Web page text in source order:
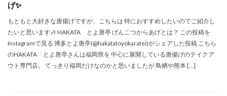
げ✨
もともと大好きな唐揚げですが、こちらは 特におすすめしたいのでご紹介し
たいと思います🎶 HAKATA とよ唐亭 げんこつからあげとは？ この投稿を
Instagramで見る 博多とよ唐亭(@hakatatoyokaratei)がシェアした投稿 こちら
のHAKATA とよ唐亭さんは福岡県を 中心に展開している唐揚げのテイクア
ウト専門店。 てっきり福岡だけなのかと思いましたが 鳥栖や熊本 […]